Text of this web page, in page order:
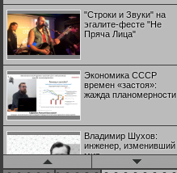
"Строки и Звуки" на
эгалите-фесте "Не
Пряча Лица"
Экономика СССР
времен «застоя»:
жажда планомерности
Владимир Шухов:
инженер, изменивший
мир